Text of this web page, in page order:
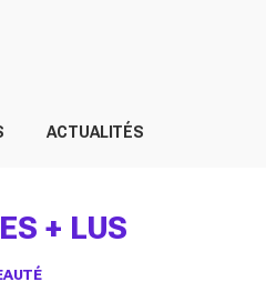
ACTUALITÉS
+ LUS